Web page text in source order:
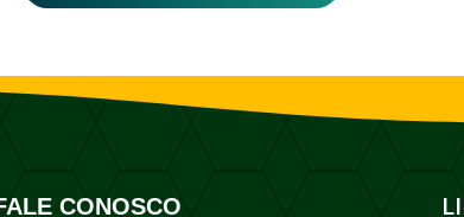
CONOSCO